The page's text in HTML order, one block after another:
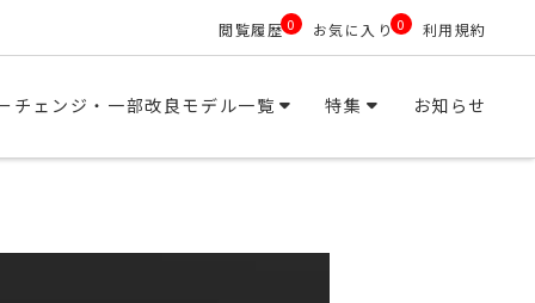
閲覧履歴 0 お気に入り 0 利用規約
チェンジ・一部改良モデル一覧 特集 お知らせ